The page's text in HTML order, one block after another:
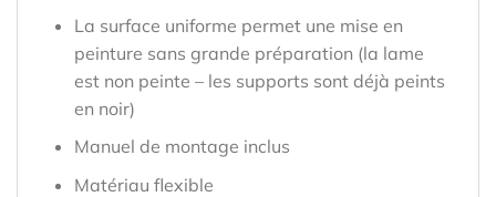
La surface uniforme permet une mise en
peinture sans grande préparation (la lame
est non peinte – les supports sont déjà peints
en noir)
Manuel de montage inclus
Matériau flexible